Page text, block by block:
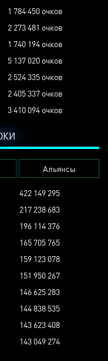
1 784 450 очков
2 273 481 очков
1 740 194 очков
5 137 020 очков
2 524 335 очков
2 405 337 очков
3 410 094 очков
Альянсы
422 149 295
217 238 683
196 114 376
165 705 765
159 123 078
151 950 267
146 625 283
144 838 535
143 623 408
143 049 274